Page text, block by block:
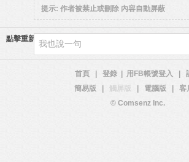
提示: 作者被禁止或刪除 內容自動屏蔽
點擊重新加載
首頁 登錄 用FB帳號登入
簡易版
觸屏版 電腦版
客
© Comsenz Inc.